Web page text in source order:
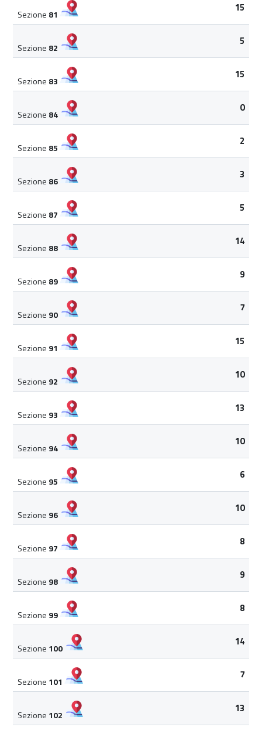
Sezione 81
15
Sezione 82
5
Sezione 83
15
Sezione 84
0
Sezione 85
2
Sezione 86
3
Sezione 87
5
Sezione 88
14
Sezione 89
9
Sezione 90
7
Sezione 91
15
Sezione 92
10
Sezione 93
13
Sezione 94
10
Sezione 95
6
Sezione 96
10
Sezione 97
8
Sezione 98
9
Sezione 99
8
Sezione 100
14
Sezione 101
7
Sezione 102
13